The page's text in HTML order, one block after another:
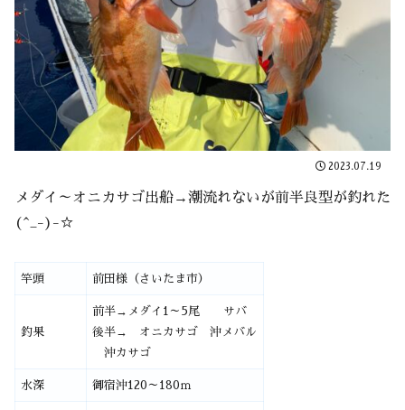
2023.07.19
メダイ～オニカサゴ出船→潮流れないが前半良型が釣れた
(^_-)-☆
竿頭 前田様（さいたま市）
釣果
前半→メダイ1～5尾 サバ
後半→ オニカサゴ 沖メバル
沖カサゴ
水深 御宿沖120～180ｍ